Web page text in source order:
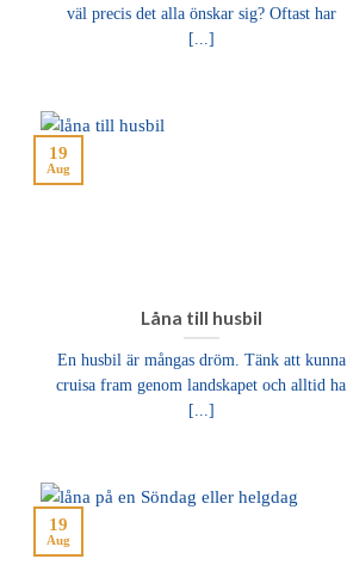
väl precis det alla önskar sig? Oftast har
[...]
Låna till husbil
En husbil är mångas dröm. Tänk att kunna
cruisa fram genom landskapet och alltid ha
[...]
19
Aug
19
Aug